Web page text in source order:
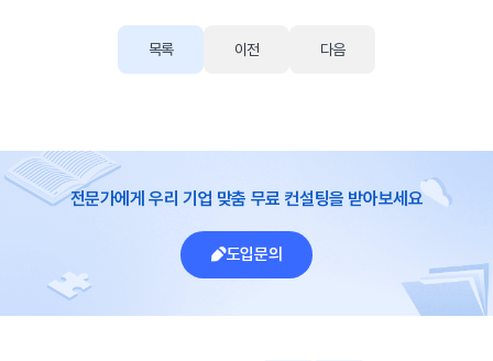
목록 이전 다음
전문가에게 우리 기업 맞춤 무료 컨설팅을 받아보세요
도입문의